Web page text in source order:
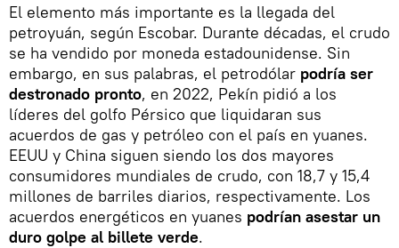
El elemento más importante es la llegada del
petroyuán, según Escobar. Durante décadas, el crudo
se ha vendido por moneda estadounidense. Sin
embargo, en sus palabras, el petrodólar podría ser
destronado pronto, en 2022, Pekín pidió a los
líderes del golfo Pérsico que liquidaran sus
acuerdos de gas y petróleo con el país en yuanes.
EEUU y China siguen siendo los dos mayores
consumidores mundiales de crudo, con 18,7 y 15,4
millones de barriles diarios, respectivamente. Los
acuerdos energéticos en yuanes podrían asestar un
duro golpe al billete verde.